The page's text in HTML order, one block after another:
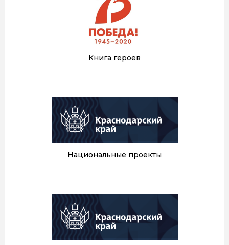
Книга героев
Национальные проекты